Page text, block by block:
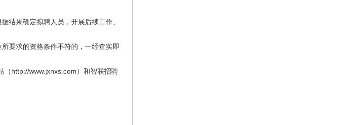
果确定拟聘人员，开展后续工作、
要求的资格条件不符的，一经查实即
http://www.jxnxs.com）和智联招聘